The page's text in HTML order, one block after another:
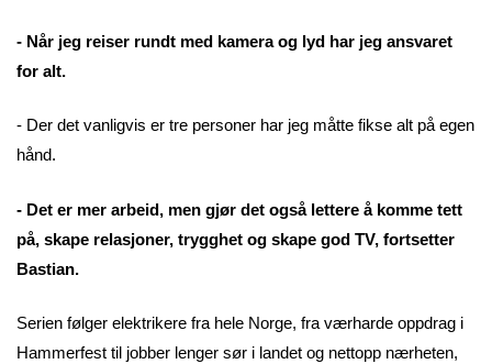
- Når jeg reiser rundt med kamera og lyd har jeg ansvaret
for alt.
- Der det vanligvis er tre personer har jeg måtte fikse alt på egen
hånd.
- Det er mer arbeid, men gjør det også lettere å komme tett
på, skape relasjoner, trygghet og skape god TV, fortsetter
Bastian.
Serien følger elektrikere fra hele Norge, fra værharde oppdrag i
Hammerfest til jobber lenger sør i landet og nettopp nærheten,